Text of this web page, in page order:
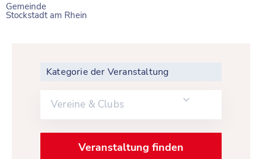
Gemeinde
Stockstadt am Rhein
BÜRGERSERVICE
NAHERHOLUNG
FREIZEITEINRICHTUNGEN
Kategorie der Veranstaltung
Vereine & Clubs